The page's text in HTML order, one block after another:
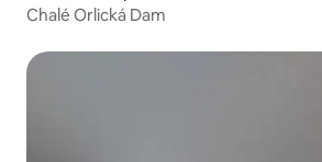
Chalé Orlická Dam